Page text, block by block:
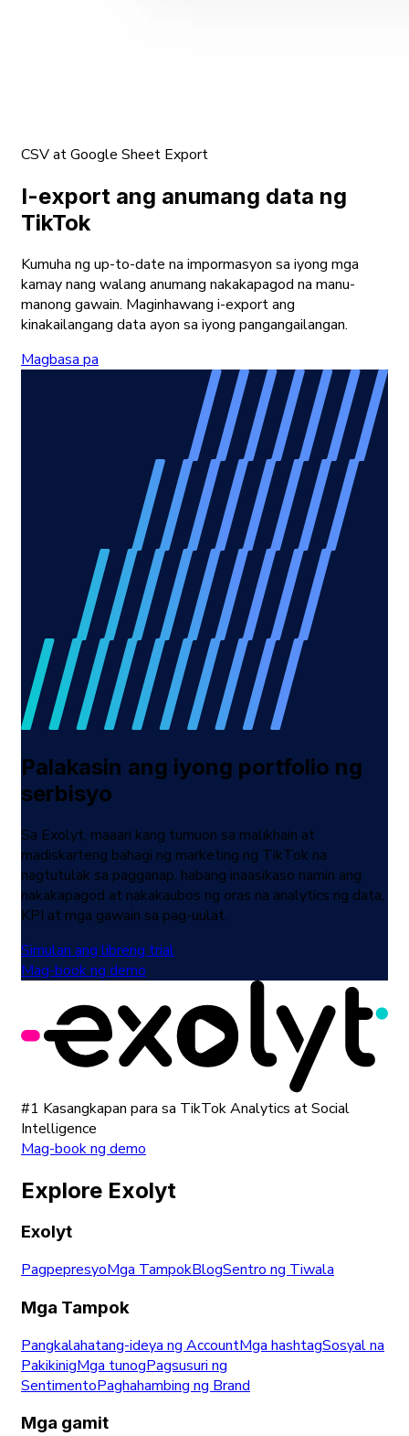
CSV at Google Sheet Export
I-export ang anumang data ng
TikTok
Kumuha ng up-to-date na impormasyon sa iyong mga
kamay nang walang anumang nakakapagod na manu-
manong gawain. Maginhawang i-export ang
kinakailangang data ayon sa iyong pangangailangan.
Magbasa pa
Palakasin ang iyong portfolio ng
serbisyo
Sa Exolyt, maaari kang tumuon sa malikhain at
madiskarteng bahagi ng marketing ng TikTok na
nagtutulak sa pagganap, habang inaasikaso namin ang
nakakapagod at nakakaubos ng oras na analytics ng data,
KPI at mga gawain sa pag-uulat.
Simulan ang libreng trial
Mag-book ng demo
#1 Kasangkapan para sa TikTok Analytics at Social
Intelligence
Mag-book ng demo
Explore Exolyt
Exolyt
PagpepresyoMga TampokBlogSentro ng Tiwala
Mga Tampok
Pangkalahatang-ideya ng AccountMga hashtagSosyal na
PakikinigMga tunogPagsusuri ng
SentimentoPaghahambing ng Brand
Mga gamit